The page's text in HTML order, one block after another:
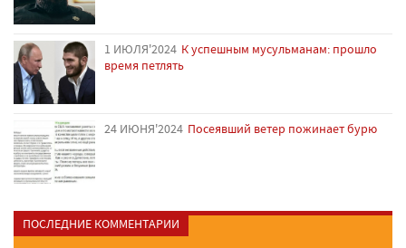
1 ИЮЛЯ'2024 К успешным мусульманам: прошло
время петлять
24 ИЮНЯ'2024 Посеявший ветер пожинает бурю
ПОСЛЕДНИЕ КОММЕНТАРИИ